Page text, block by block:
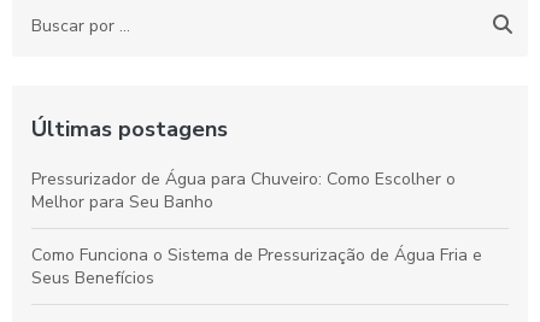
Últimas postagens
Pressurizador de Água para Chuveiro: Como Escolher o
Melhor para Seu Banho
Como Funciona o Sistema de Pressurização de Água Fria e
Seus Benefícios